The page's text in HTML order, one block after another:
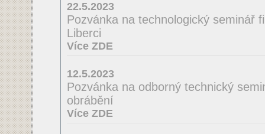
22.5.2023
Pozvánka na technologický seminář
Liberci
Více ZDE
12.5.2023
Pozvánka na odborný technický
obrábění
Více ZDE